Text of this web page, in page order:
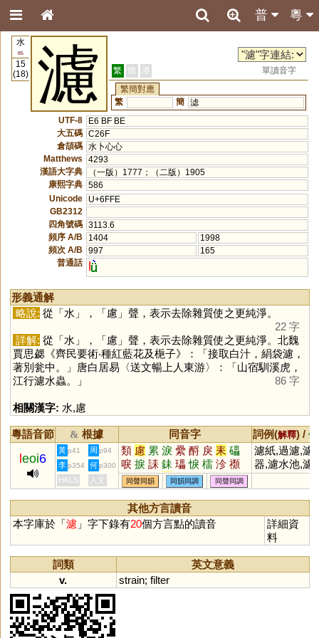
粵
普
水
85
15
(18)
濾 繁 簡 港
單讀音字
繁簡對應
繁
簡 滤
UTF-8
E6 BF BE
大五碼 C26F
倉頡碼 水卜心心
Matthews
4293
漢語大字典
（一版）1777；（二版）1905
康熙字典 586
Unicode
U+6FFE
GB2312
四角號碼 3113.6
頻序 A/B
1404
1998
頻次 A/B
997
165
普通話
l
形義通解
略說: 從「水 」，「慮 」聲，表示去除雜質使之更純淨。
22 字
詳解: 從「水 」，「慮 」聲，表示去除雜質使之更純淨。北魏
賈思勰《齊民要術‧種紅藍花及梔子》：「接取白汁，絹袋濾，
著別瓮中。」唐白居易〈送文暢上人東游〉：「山宿馴溪虎，
江行濾水蟲。」
86 字
相關漢字: 水,慮
粵語音節 & 根據 同音字 詞例(解釋) /
eoi6
黃 p41 周 p94 類 慮 累 淚 纍 酹 戾 耒 礧
唳 捩 誄 銇 瓃 悷 檑 沴 禷
礌 鑢 勴 盭 蘱 纇
濾紙,過濾,濾
器,濾水池,濾
李 p354 何 p300
HKLS 人文 同聲同韻 同韻同調 同聲同調
其他方言讀音
本字庫於「濾」字下錄有20個方言點的讀音
詳細資
料
詞類
英文意義
v.
strain; filter